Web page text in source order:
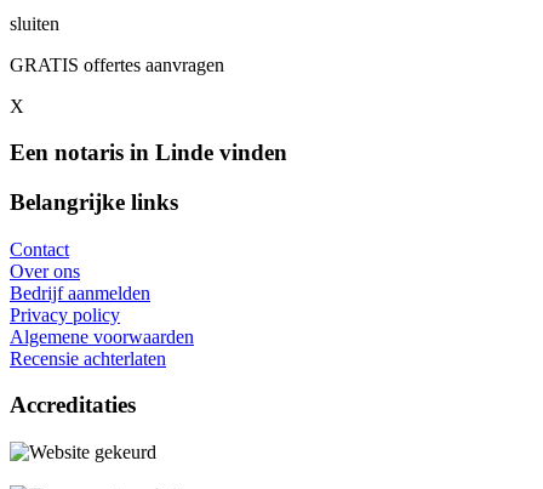
sluiten
GRATIS offertes aanvragen
X
Een notaris in Linde vinden
Belangrijke links
Contact
Over ons
Bedrijf aanmelden
Privacy policy
Algemene voorwaarden
Recensie achterlaten
Accreditaties